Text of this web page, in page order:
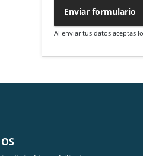
Enviar formulario
Al enviar tus datos aceptas